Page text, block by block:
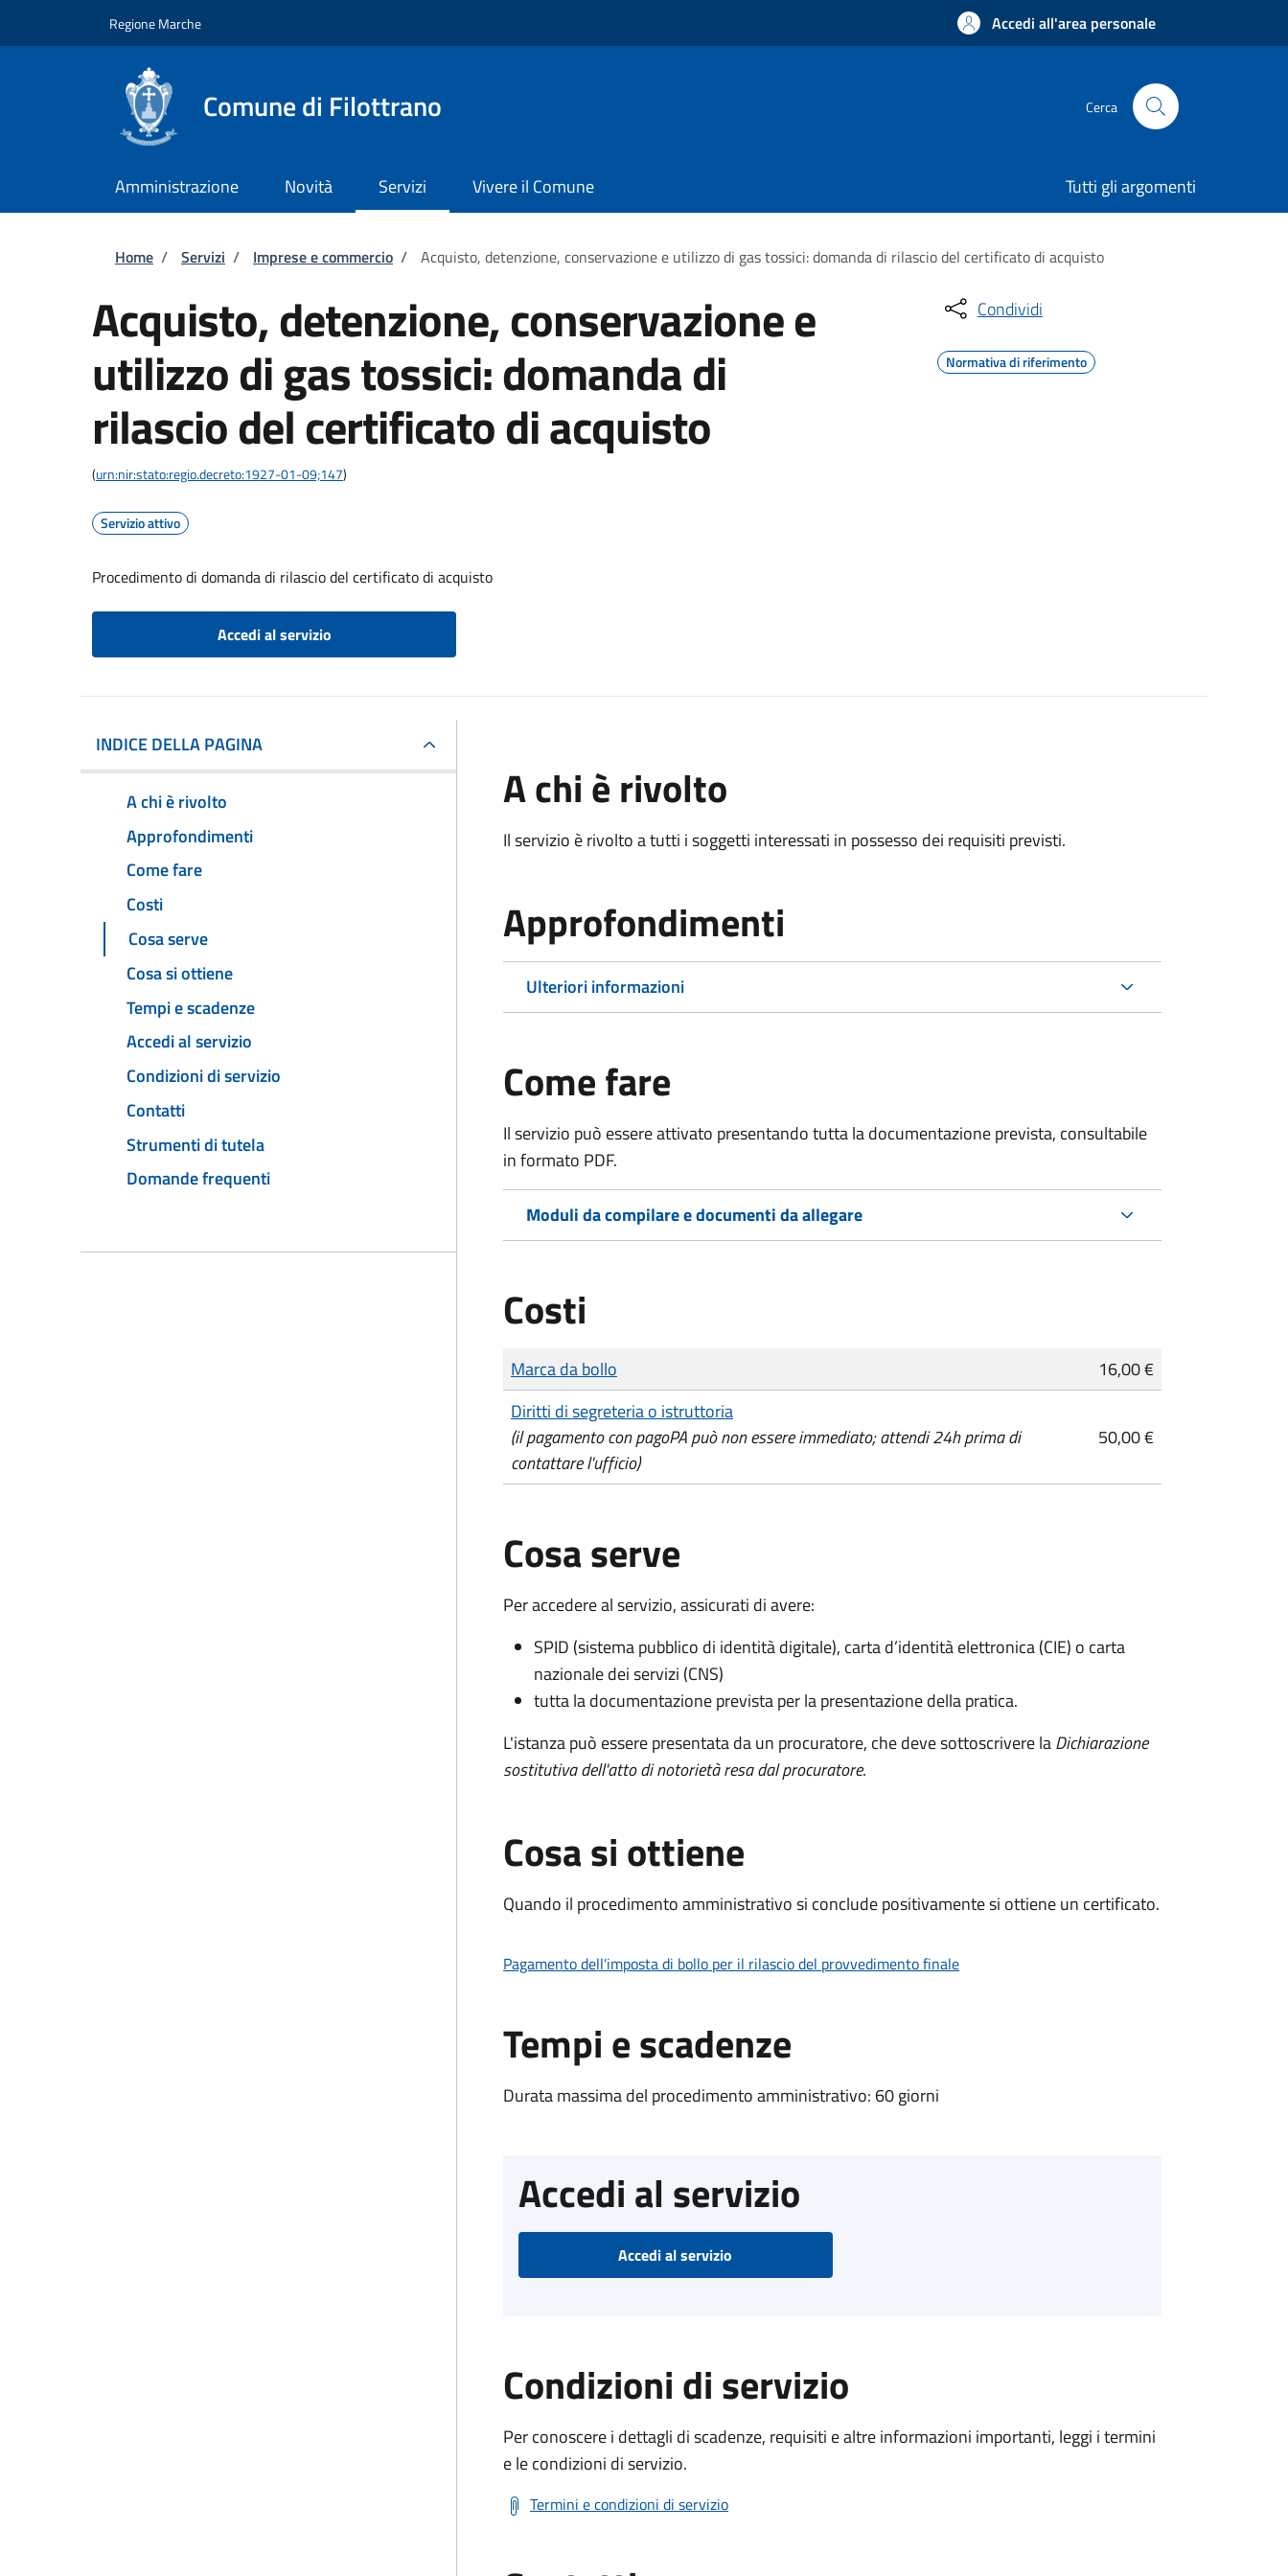
Regione Marche Accedi all'area personale
Comune di Filottrano Cerca
Amministrazione Novità Servizi Vivere il Comune Tutti gli argomenti
Briciole di pane
Home / Servizi / Imprese e commercio / Acquisto, detenzione, conservazione e utilizzo di gas tossici: domanda di rilascio del certificato di acquisto
Acquisto, detenzione, conservazione e
utilizzo di gas tossici: domanda di
rilascio del certificato di acquisto
(urn:nir:stato:regio.decreto:1927-01-09;147)
Servizio attivo
Procedimento di domanda di rilascio del certificato di acquisto
Accedi al servizio
Condividi
Normativa di riferimento
INDICE DELLA PAGINA
A chi è rivolto
Approfondimenti
Come fare
Costi
Cosa serve
Cosa si ottiene
Tempi e scadenze
Accedi al servizio
Condizioni di servizio
Contatti
Strumenti di tutela
Domande frequenti
A chi è rivolto
Il servizio è rivolto a tutti i soggetti interessati in possesso dei requisiti previsti.
Approfondimenti
Ulteriori informazioni
Come fare
Il servizio può essere attivato presentando tutta la documentazione prevista, consultabile
in formato PDF.
Moduli da compilare e documenti da allegare
Costi
Tipo di pagamento
Importo
Marca da bollo
16,00 €
Diritti di segreteria o istruttoria
(il pagamento con pagoPA può non essere immediato; attendi 24h prima di
contattare l'ufficio)
50,00 €
Cosa serve
Per accedere al servizio, assicurati di avere:
SPID (sistema pubblico di identità digitale), carta d’identità elettronica (CIE) o carta
nazionale dei servizi (CNS)
tutta la documentazione prevista per la presentazione della pratica.
L'istanza può essere presentata da un procuratore, che deve sottoscrivere laDichiarazione
sostitutiva dell'atto di notorietà resa dal procuratore.
Cosa si ottiene
Quando il procedimento amministrativo si conclude positivamente si ottiene un certificato.
Pagamento dell'imposta di bollo per il rilascio del provvedimento finale
Tempi e scadenze
Durata massima del procedimento amministrativo: 60 giorni
Accedi al servizio
Accedi al servizio
Condizioni di servizio
Per conoscere i dettagli di scadenze, requisiti e altre informazioni importanti, leggi i termini
e le condizioni di servizio.
Termini e condizioni di servizio